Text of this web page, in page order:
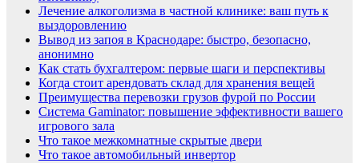
Лечение алкоголизма в частной клинике: ваш путь к
выздоровлению
Вывод из запоя в Краснодаре: быстро, безопасно,
анонимно
Как стать бухгалтером: первые шаги и перспективы
Когда стоит арендовать склад для хранения вещей
Преимущества перевозки грузов фурой по России
Система Gaminator: повышение эффективности вашего
игрового зала
Что такое межкомнатные скрытые двери
Что такое автомобильный инвертор